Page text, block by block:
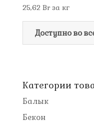
25,62 Brза кг
Доступно во
Категории
Балык
Бекон